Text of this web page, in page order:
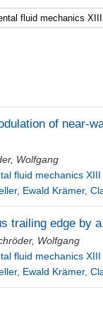
of near-
Wolfgang
fluid mechanics
Ewald Krämer,
trailing edge by
Wolfgang
fluid mechanics
Ewald Krämer,